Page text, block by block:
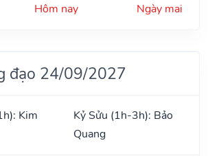
Hôm nay Ngày mai
đạo 24/09/2027
Kim
Kỷ Sửu (1h-3h): Bảo
Quang